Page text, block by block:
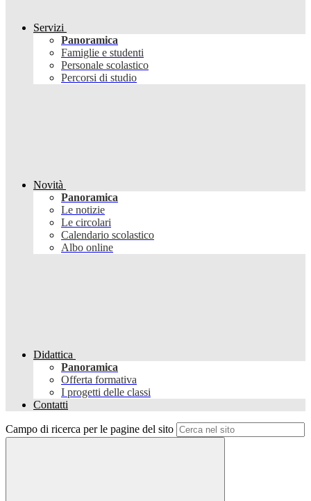
Servizi
Panoramica
Famiglie e studenti
Personale scolastico
Percorsi di studio
Novità
Panoramica
Le notizie
Le circolari
Calendario scolastico
Albo online
Didattica
Panoramica
Offerta formativa
I progetti delle classi
Contatti
Campo di ricerca per le pagine del sito